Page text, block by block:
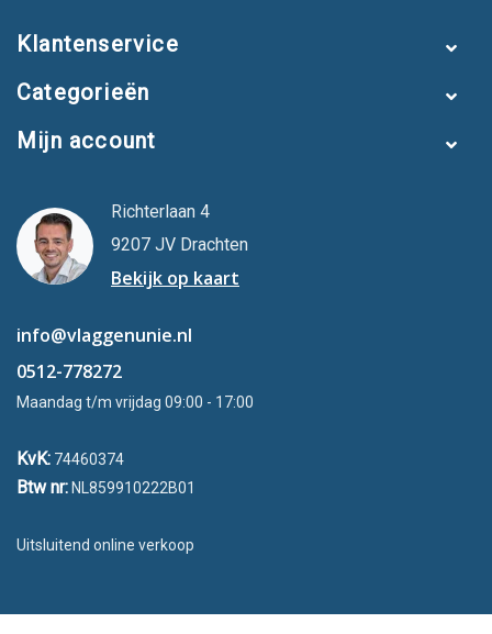
Klantenservice
Categorieën
Mijn account
Richterlaan 4
9207 JV Drachten
Bekijk op kaart
info@vlaggenunie.nl
0512-778272
Maandag t/m vrijdag 09:00 - 17:00
KvK: 74460374
Btw nr: NL859910222B01
Uitsluitend online verkoop